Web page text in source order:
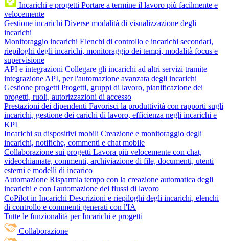
Incarichi e progetti Portare a termine il lavoro più facilmente e
velocemente
Gestione incarichi Diverse modalità di visualizzazione degli
incarichi
Monitoraggio incarichi Elenchi di controllo e incarichi secondari,
riepiloghi degli incarichi, monitoraggio dei tempi, modalità focus e
supervisione
API e integrazioni Collegare gli incarichi ad altri servizi tramite
integrazione API, per l'automazione avanzata degli incarichi
Gestione progetti Progetti, gruppi di lavoro, pianificazione dei
progetti, ruoli, autorizzazioni di accesso
Prestazioni dei dipendenti Favorisci la produttività con rapporti sugli
incarichi, gestione dei carichi di lavoro, efficienza negli incarichi e
KPI
Incarichi su dispositivi mobili Creazione e monitoraggio degli
incarichi, notifiche, commenti e chat mobile
Collaborazione sui progetti Lavora più velocemente con chat,
videochiamate, commenti, archiviazione di file, documenti, utenti
esterni e modelli di incarico
Automazione Risparmia tempo con la creazione automatica degli
incarichi e con l'automazione dei flussi di lavoro
CoPilot in Incarichi Descrizioni e riepiloghi degli incarichi, elenchi
di controllo e commenti generati con l'IA
Tutte le funzionalità per Incarichi e progetti
Collaborazione